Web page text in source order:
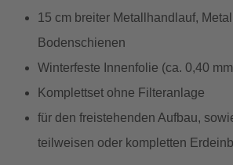
15 cm breiter Metallhandlauf,
Bodenschienen
Winterfeste Innenfolie (ca. 0,40
Komplettset ohne Filteranlage
für den freistehenden Aufbau,
teilweisen oder kompletten